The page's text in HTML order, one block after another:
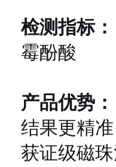
检测指标：
霉酚酸
产品优势：
结果更精
获证级磁